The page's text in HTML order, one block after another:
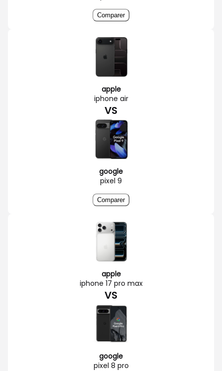
Comparer
apple
iphone air
VS
google
pixel 9
Comparer
apple
iphone 17 pro max
VS
google
pixel 8 pro